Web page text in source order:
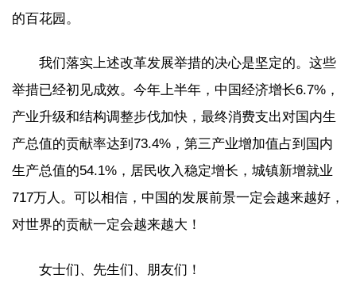
的百花园。
我们落实上述改革发展举措的决心是坚定的。这些
举措已经初见成效。今年上半年，中国经济增长6.7%，
产业升级和结构调整步伐加快，最终消费支出对国内生
产总值的贡献率达到73.4%，第三产业增加值占到国内
生产总值的54.1%，居民收入稳定增长，城镇新增就业
717万人。可以相信，中国的发展前景一定会越来越好，
对世界的贡献一定会越来越大！
女士们、先生们、朋友们！